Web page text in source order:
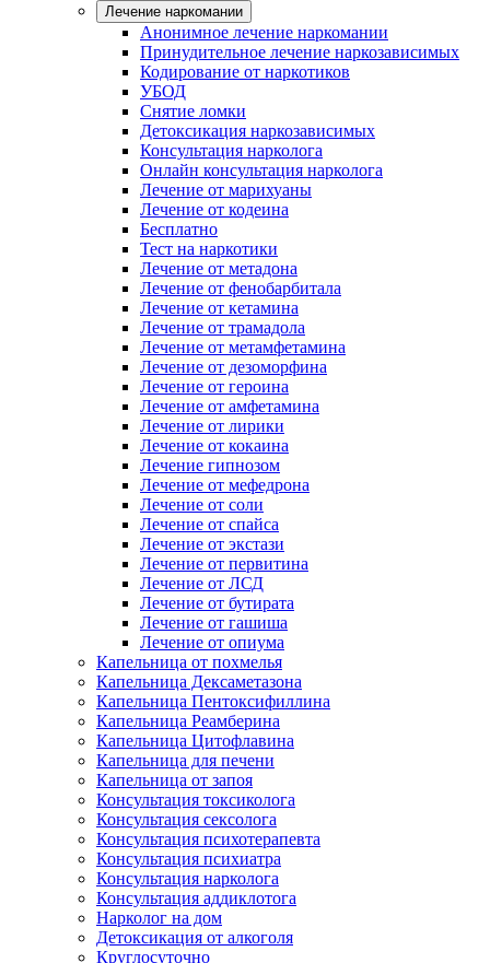
Лечение наркомании
Анонимное лечение наркомании
Принудительное лечение наркозависимых
Кодирование от наркотиков
УБОД
Снятие ломки
Детоксикация наркозависимых
Консультация нарколога
Онлайн консультация нарколога
Лечение от марихуаны
Лечение от кодеина
Бесплатно
Тест на наркотики
Лечение от метадона
Лечение от фенобарбитала
Лечение от кетамина
Лечение от трамадола
Лечение от метамфетамина
Лечение от дезоморфина
Лечение от героина
Лечение от амфетамина
Лечение от лирики
Лечение от кокаина
Лечение гипнозом
Лечение от мефедрона
Лечение от соли
Лечение от спайса
Лечение от экстази
Лечение от первитина
Лечение от ЛСД
Лечение от бутирата
Лечение от гашиша
Лечение от опиума
Капельница от похмелья
Капельница Дексаметазона
Капельница Пентоксифиллина
Капельница Реамберина
Капельница Цитофлавина
Капельница для печени
Капельница от запоя
Консультация токсиколога
Консультация сексолога
Консультация психотерапевта
Консультация психиатра
Консультация нарколога
Консультация аддиклотога
Нарколог на дом
Детоксикация от алкоголя
Круглосуточно